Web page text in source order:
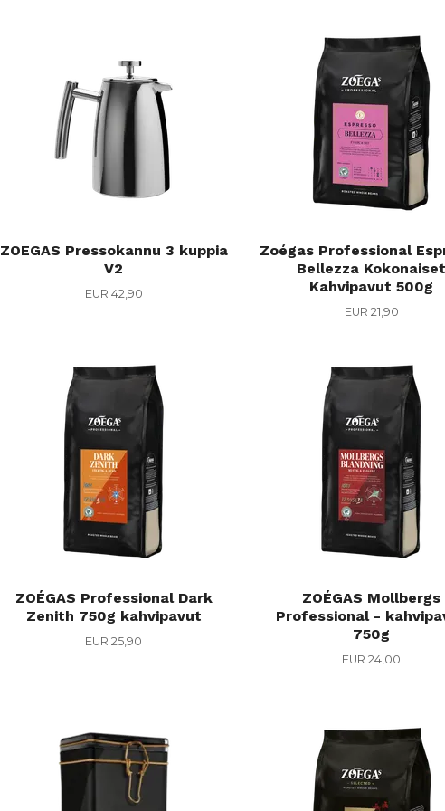
ZOEGAS Pressokannu 3 kuppia
V2
EUR 42,90
Zoégas Professional
Bellezza Kokonaiset
Kahvipavut 500g
EUR 21,90
ZOÉGAS Professional Dark
Zenith 750g kahvipavut
EUR 25,90
ZOÉGAS Mollbergs
Professional -
750g
EUR 24,00